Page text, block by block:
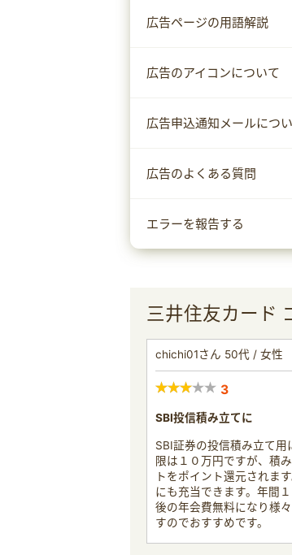
広告ページの用語解説
広告のアイコンについて
広告申込通知メールにつ
広告のよくある質問
エラーを報告する
三井住友カード
chichi01さん 50代 / 女性
3
SBI投信積み立てに
SBI証券の投信積み立て用
限は１０万円ですが、積
トをポイント還元されま
にも充当できます。年間
後の年会費無料になり様
すのでおすすめです。